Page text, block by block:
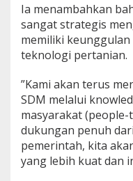
​Ia menambahkan
sangat strategis
memiliki
teknologi pertanian.
​”Kami akan terus
SDM melalui
masyarakat
dukungan penuh
pemerintah, kita
yang lebih kuat dan